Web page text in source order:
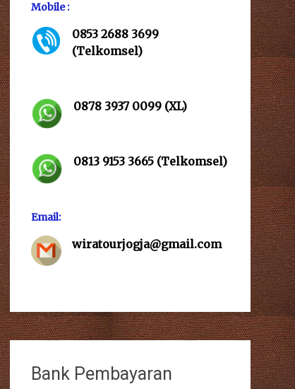
Mobile :
0853 2688 3699
(Telkomsel)
0878 3937 0099(XL)
0813 9153 3665(Telkomsel)
Email:
wiratourjogja@gmail.com
Bank Pembayaran